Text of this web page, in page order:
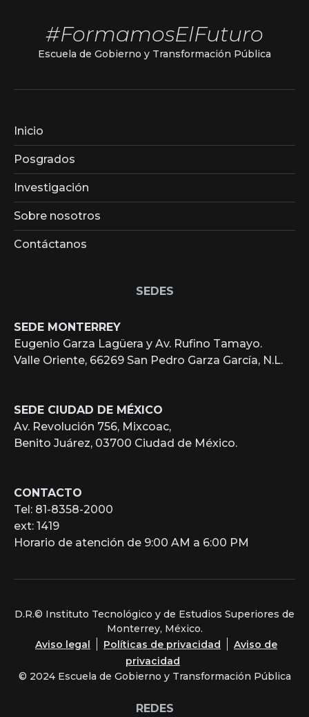
#FormamosElFuturo
Escuela de Gobierno y Transformación Pública
Inicio
Posgrados
Investigación
Sobre nosotros
Contáctanos
SEDES
SEDE MONTERREY
Eugenio Garza Lagüera y Av. Rufino Tamayo.
Valle Oriente, 66269 San Pedro Garza García, N.L.
SEDE CIUDAD DE MÉXICO
Av. Revolución 756, Mixcoac,
Benito Juárez, 03700 Ciudad de México.
CONTACTO
Tel: 81-8358-2000
ext: 1419
Horario de atención de 9:00 AM a 6:00 PM
D.R.© Instituto Tecnológico y de Estudios Superiores de
Monterrey, México.
Aviso legal
Políticas de privacidad
Aviso de
privacidad
© 2024 Escuela de Gobierno y Transformación Pública
REDES